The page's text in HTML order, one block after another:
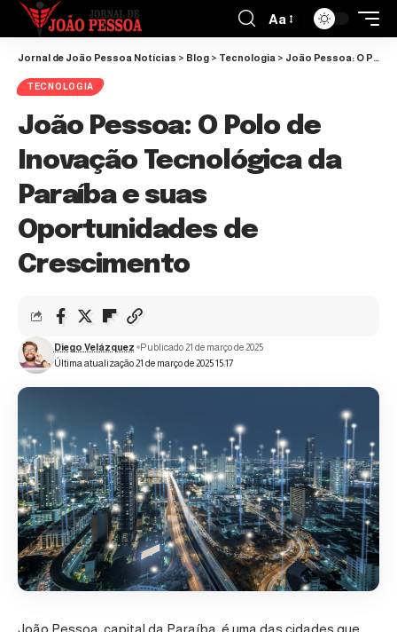
Aa
Jornal de João Pessoa Notícias > Blog > Tecnologia > João Pessoa: O Polo de Inovação Tecnológica da Paraíba e suas Oportunidades de Crescimento
TECNOLOGIA
João Pessoa: O Polo de
Inovação Tecnológica da
Paraíba e suas
Oportunidades de
Crescimento
Última atualização 21 de março de 2025 15:17
Diego Velázquez Publicado 21 de março de 2025
João Pessoa, capital da Paraíba, é uma das cidades que